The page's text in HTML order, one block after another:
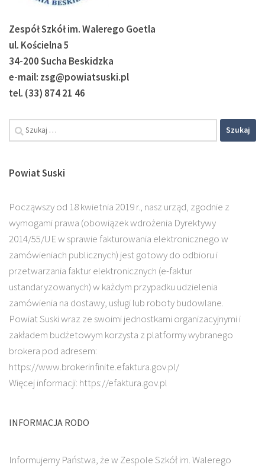
Zespół Szkół im. Walerego Goetla
ul. Kościelna 5
34-200 Sucha Beskidzka
e-mail: zsg@powiatsuski.pl
tel. (33) 874 21 46
Powiat Suski
Począwszy od 18 kwietnia 2019 r., nasz urząd, zgodnie z
wymogami prawa (obowiązek wdrożenia Dyrektywy
2014/55/UE w sprawie fakturowania elektronicznego w
zamówieniach publicznych) jest gotowy do odbioru i
przetwarzania faktur elektronicznych (e-faktur
ustandaryzowanych) w każdym przypadku udzielenia
zamówienia na dostawy, usługi lub roboty budowlane.
Powiat Suski wraz ze swoimi jednostkami organizacyjnymi i
zakładem budżetowym korzysta z platformy wybranego
brokera pod adresem:
https://www.brokerinfinite.efaktura.gov.pl/
Więcej informacji: https://efaktura.gov.pl
INFORMACJA RODO
Informujemy Państwa, że w Zespole Szkół im. Walerego